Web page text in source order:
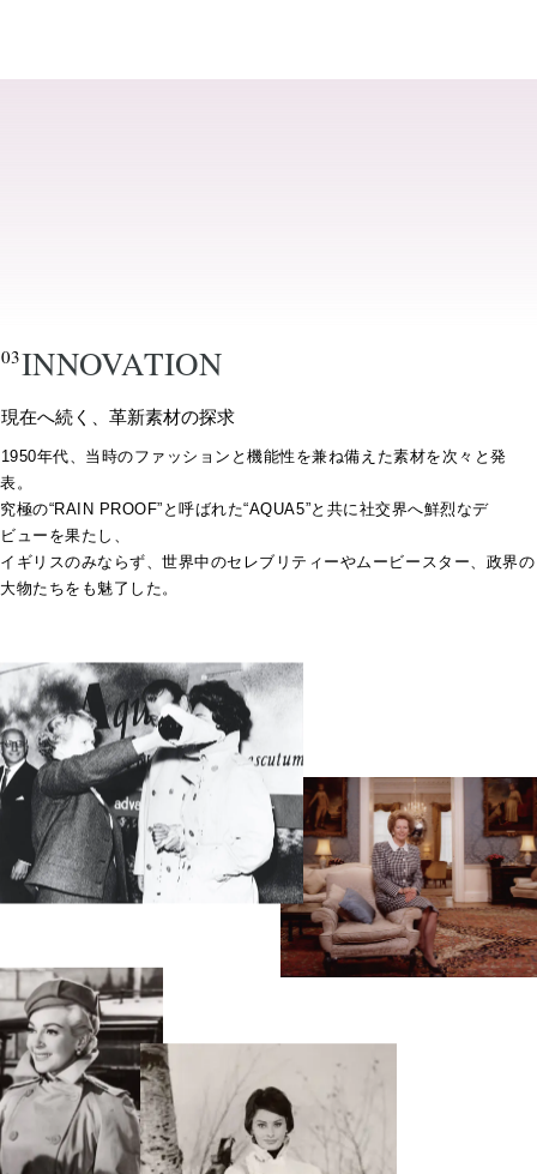
03INNOVATION
現在へ続く、革新素材の探求
1950年代、当時のファッションと機能性を兼ね備えた素材を次々と発
表。
究極の“RAIN PROOF”と呼ばれた“AQUA5”と共に社交界へ鮮烈なデ
ビューを果たし、
イギリスのみならず、世界中のセレブリティーやムービースター、政界の
大物たちをも魅了した。